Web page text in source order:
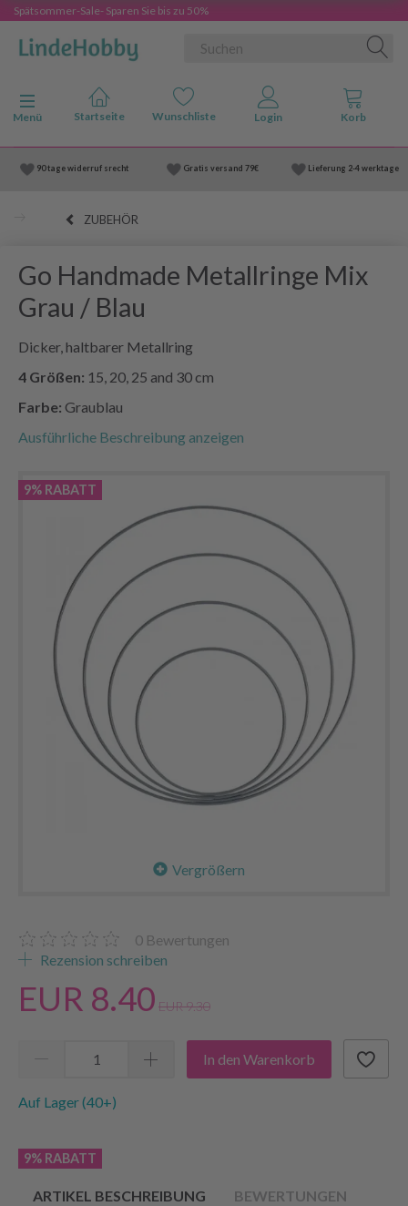
Spätsommer-Sale- Sparen Sie bis zu 50%
Anzeige ändern
Menü
90 tage widerruf srecht Gratis versand 79€ Lieferung 2-4 werktage
ZUBEHÖR
Go Handmade Metallringe Mix
Grau / Blau
Dicker, haltbarer Metallring
4 Größen: 15, 20, 25 and 30 cm
Farbe: Graublau
Ausführliche Beschreibung anzeigen
9% RABATT
Vergrößern
0 Bewertungen
Rezension schreiben
EUR 8.40 EUR 9.30
In den Warenkorb
Auf Lager (40+)
9% RABATT
ARTIKEL BESCHREIBUNG BEWERTUNGEN